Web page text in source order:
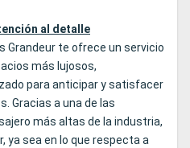
al detalle
Grandeur te ofrece un servicio
más lujosos,
para anticipar y satisfacer
Gracias a una de las
más altas de la industria,
ya sea en lo que respecta a